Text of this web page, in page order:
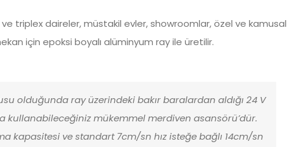
triplex daireler, müstakil evler, showroomlar, özel ve kamusal
için epoksi boyalı alüminyum ray ile üretilir.
olduğunda ray üzerindeki bakır baralardan aldığı 24 V
mükemmel merdiven asansörü’dür.
kapasitesi ve standart 7cm/sn hız isteğe bağlı 14cm/sn